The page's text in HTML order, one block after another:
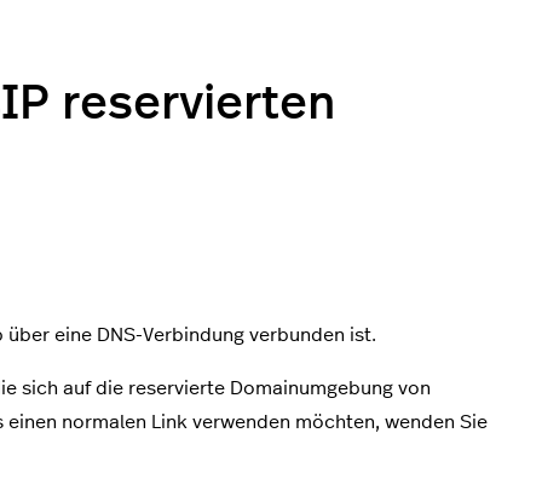
reservierten
eine DNS-Verbindung verbunden ist.
sich auf die reservierte Domainumgebung von
normalen Link verwenden möchten, wenden Sie